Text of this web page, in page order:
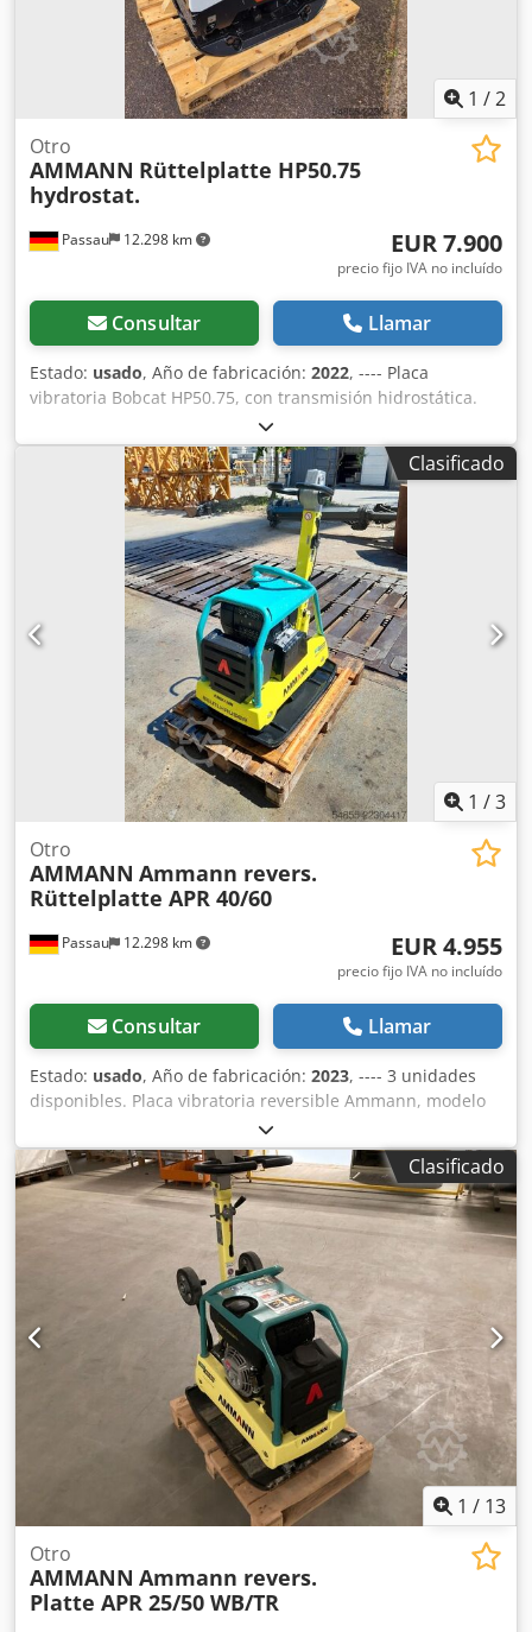
1 /2
Passau 12.298 km
Otro
AMMANN Rüttelplatte HP50.75
hydrostat.
EUR 7.900
precio fijo IVA no incluído
Consultar Llamar
Estado: usado, Año de fabricación: 2022, ---- Placa
vibratoria Bobcat HP50.75, con transmisión hidrostática.
Peso de la máquina: 350 kg Longitud de la placa base: 450
mm Dkedpfxezkz Tke Ak Uor Longitud de la máquina: 900
mm Longitud de la máquina con el mango: 1.600 mm
Altura de la máquina: 820 mm Altura del mango (en
posición de trabajo): 1.000 mm Altura del mango (en
posición de transporte): 1.500 mm Ancho de la máquina:
450/600/750 mm Motor: Hatz Supra 1D50S Combustible:
Diésel Potencia del motor a rpm: 7 kW a 3200 Frecuencia
de vibración máxima: 70 Hz Fuerza centrífuga máxima: 50
kN Capacidad de ascenso: 36 % Amplitud: 1,7 mm
Clasificado
1 /3
Passau 12.298 km
Otro
AMMANN Ammann revers.
Rüttelplatte APR 40/60
EUR 4.955
precio fijo IVA no incluído
Consultar Llamar
Estado: usado, Año de fabricación: 2023, ---- 3 unidades
disponibles. Placa vibratoria reversible Ammann, modelo
APR 40/60 N.º de equipo: 100563147 Año de fabricación:
2023 Placa vibratoria reversible Ammann, modelo APR
40/60 N.º de equipo: 100563148 Año de fabricación: 2023
Datos técnicos: Motor: Hatz / Diésel Peso de la máquina:
284 kg Anchura de compactación: 600 mm Dkodpezkzzbsfx
Clasificado
1 / 13
Otro
AMMANN Ammann revers.
Platte APR 25/50 WB/TR